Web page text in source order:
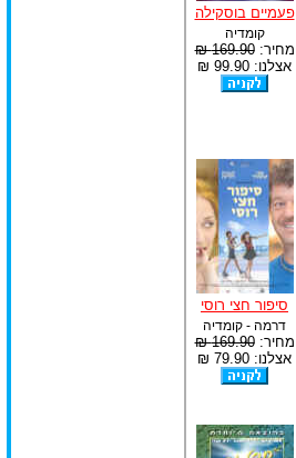
פעמיים בוסקילה
קומדיה
מחיר:169.90 ₪
אצלנו: 99.90 ₪
סיפור חצי רוסי
דרמה - קומדיה
מחיר:169.90 ₪
אצלנו: 79.90 ₪